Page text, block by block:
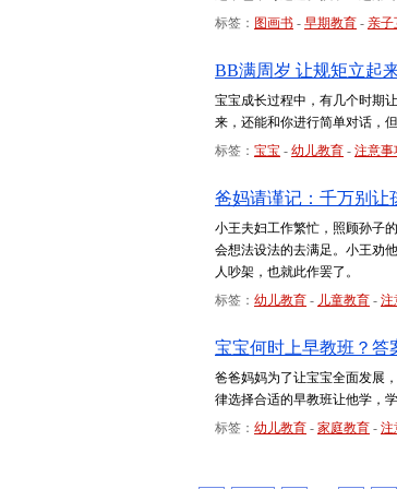
标签： 图画书 - 早期教育 - 亲子
BB满周岁 让规矩立起
宝宝成长过程中，有几个时期
来，还能和你进行简单对话，
标签： 宝宝 - 幼儿教育 - 注意事
爸妈请谨记：千万别让
小王夫妇工作繁忙，照顾孙子
会想法设法的去满足。小王劝
人吵架，也就此作罢了。
标签： 幼儿教育 - 儿童教育 - 注
宝宝何时上早教班？答
爸爸妈妈为了让宝宝全面发展
律选择合适的早教班让他学，
标签： 幼儿教育 - 家庭教育 - 注